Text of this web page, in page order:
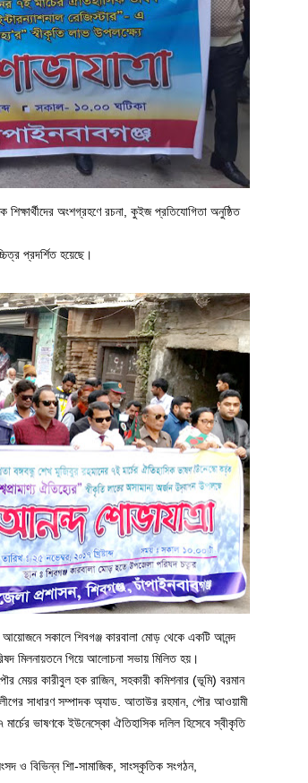
অংশগ্রহণে রচনা, কুইজ প্রতিযোগিতা অনুষ্ঠিত
প্রদর্শিত হয়েছে।
আয়োজনে সকালে শিবগঞ্জ কারবালা মোড় থেকে একটি আনন্দ
মিলনায়তনে গিয়ে আলোচনা সভায় মিলিত হয়।
মেয়র কারীবুল হক রাজিন, সহকারী কমিশনার (ভূমি) বরমান
লীগের সাধারণ সম্পাদক অ্যাড. আতাউর রহমান, পৌর আওয়ামী
ভাষণকে ইউনেস্কো ঐতিহাসিক দলিল হিসেবে স্বীকৃতি
ও বিভিন্ন শিা-সামাজিক, সাংস্কৃতিক সংগঠন,